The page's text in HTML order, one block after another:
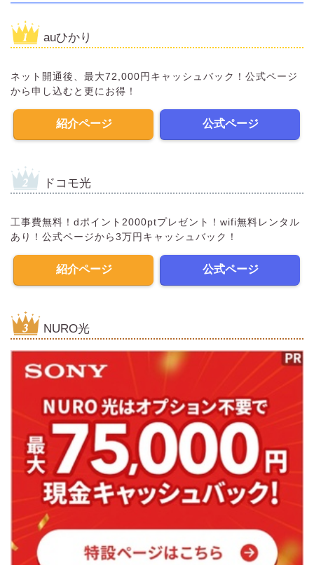
auひかり
ネット開通後、最大72,000円キャッシュバック！公式ページ
から申し込むと更にお得！
紹介ページ 公式ページ
ドコモ光
工事費無料！dポイント2000ptプレゼント！wifi無料レンタル
あり！公式ページから3万円キャッシュバック！
紹介ページ 公式ページ
NURO光